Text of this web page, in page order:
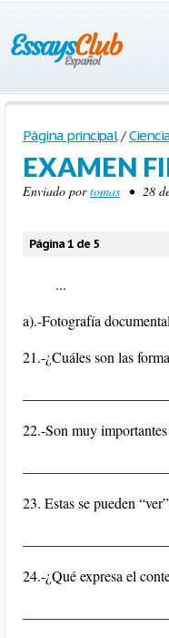
Página principal /
EXAMEN
Enviado portomas • 28
Página 1 de 5
...
a).-Fotografía
21.-¿Cuáles son las
22.-Son muy
23. Estas se pueden
24.-¿Qué expresa el